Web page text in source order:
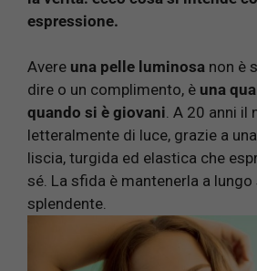
espressione.
Avere una pelle luminosa non è
dire o un complimento, è una
quando si è giovani. A 20 anni il
letteralmente di luce, grazie a
liscia, turgida ed elastica che
sé. La sfida è mantenerla a lungo
splendente.